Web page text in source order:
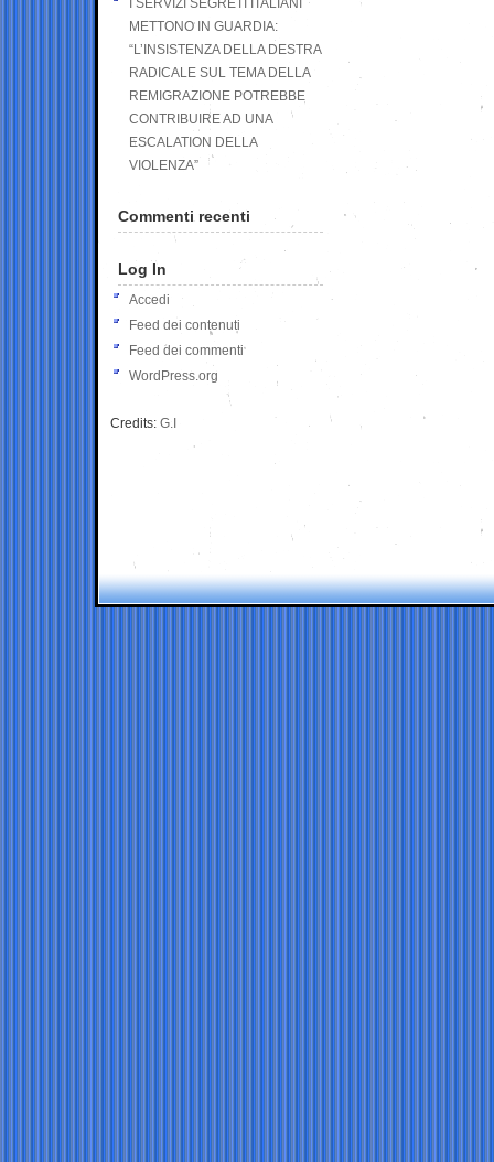
I SERVIZI SEGRETI ITALIANI
METTONO IN GUARDIA:
“L’INSISTENZA DELLA DESTRA
RADICALE SUL TEMA DELLA
REMIGRAZIONE POTREBBE
CONTRIBUIRE AD UNA
ESCALATION DELLA
VIOLENZA”
Commenti recenti
Log In
Accedi
Feed dei contenuti
Feed dei commenti
WordPress.org
Credits: G.I